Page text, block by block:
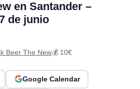
en Santander –
de junio
Beer The New💰 10€
Google Calendar